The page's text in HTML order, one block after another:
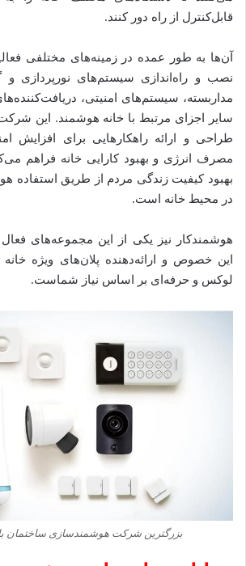
قابل‌کنترل از راه دور کنند.
آن‌ها به طور عمده در زمینه‌های مختلفی
نصب و راه‌اندازی سیستم‌های نورپردازی و
مداربسته، سیستم‌های امنیتی،
سایر اجزای مرتبط با خانه هوشمند. این
طراحی و ارائه راهکارهایی برای افزایش
مصرف انرژی و بهبود کارایی خانه فراهم
بهبود کیفیت زندگی مردم از طریق استفاده
در محیط خانه است.
هوشمندکار نیز یکی از این مجموعه‌های فعال
این خصوص و ارائه‌دهنده پلان‌های ویژه
لوکس و حرفه‌ای بر اساس نیاز شماست.
بزرگترین شرکت هوشمندسازی ساختمان